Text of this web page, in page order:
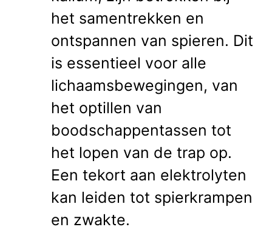
het samentrekken en
ontspannen van spieren. Dit
is essentieel voor alle
lichaamsbewegingen, van
het optillen van
boodschappentassen tot
het lopen van de trap op.
Een tekort aan elektrolyten
kan leiden tot spierkrampen
en zwakte.